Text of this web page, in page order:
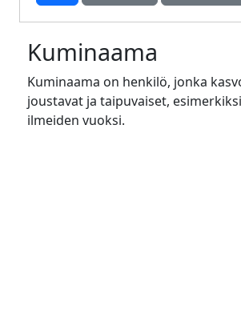
Kuminaama
Kuminaama on henkilö, jonka
joustavat ja taipuvaiset,
ilmeiden vuoksi.